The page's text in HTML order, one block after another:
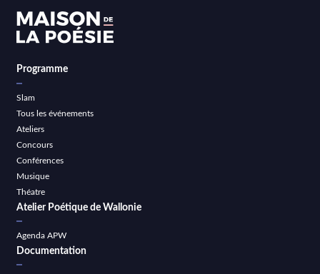
Programme
Slam
Tous les événements
Ateliers
Concours
Conférences
Musique
Théatre
Atelier Poétique de Wallonie
Agenda APW
Documentation